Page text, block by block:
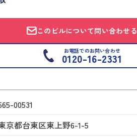
このビルについて問い合わせる
お電話でのお問い合わせ
0120-16-2331
​00531
京都台東区東上野6-1-5